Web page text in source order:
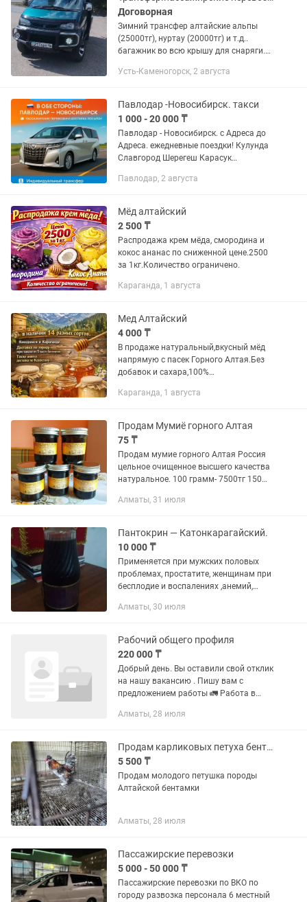
Договорная
Зимний трансфер алтайские альпы
(25000тг), нуртау (20000тг) и т.д..
багажник во всю крышу для снаряги.
Трансфер на минивэне 4WD. Авто туры,
Усть-Каменогорск, 2 августа
Павлодар -Новосибирск. такси
1 000 - 20 000 ₸
Павлодар - Новосибирск. с Адреса до
Адреса. ежедневные поездки! Кулунда
Славгород Шерегеш Карасук
Манжерок Бийск Барнаул...
Павлодар, 2 августа
Мёд алтайский
2 500 ₸
Распродажа крем мёда, смородина и
кокос ананас по сниженной цене.2500
за 1кг.Количество ограничено.
Караганда, 1 августа
Мед Алтайский
4 000 ₸
В продаже натуральный,вкусный мёд
напрямую с пасек Горного Алтая.Без
добавок и сахара,100%
1кг,0,5кг,0,3 кг.Доставка по городу
Караганда, 1 августа
Продам Мумиё горного Алтая
75 ₸
Продам мумие горного Алтая Россия
цельное очищенное высшего качества
натуральное. 100 грамм- 7500тг 150
Самовывоз либо Яндекс доставка .
Алматы, 31 июля
Пантокрин — Катонкарагайский.
10 000 ₸
Применяется при мужских половых
проблемах, простатите, женщинам при
бесплодие и воспалениях ,анемий,
усталости, бессоннице, стрессе,
Алматы, 30 июля
Рабочий общего профиля
220 000 ₸
Добрый день. Вы оставили свой отклик
на нашу вакансию . Пишу вам с
предложением работы 🚛 Работа в
комплектовщика на склад 📍Адрес
Алматы, 28 июля
Продам карликовых петуха бентамка
5 500 ₸
Продам молодого петушка породы
Алтайской бентамки
Алматы, 28 июля
Пассажирские перевозки
5 000 - 50 000 ₸
Пассажирские перевозки по ВКО по
городу развозка персонала 6 местный